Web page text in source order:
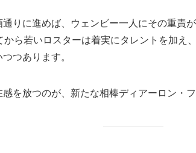
りに進めば、ウェンビー一人にその重責
ら若いロスターは着実にタレントを加え
つあります。
を放つのが、新たな相棒ディアーロン・フ